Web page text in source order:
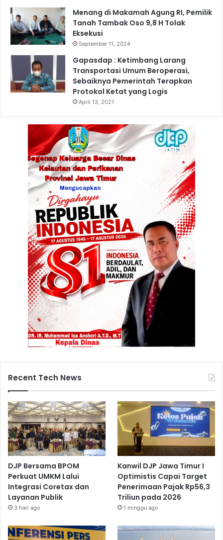
S
D
A
P
B
a
Menang di Makamah Agung RI, Pemilik
Tanah Tambak Oso 9,8 H Tolak
Eksekusi
September 11, 2024
Gapasdap : Ketimbang Larang
Transportasi Umum Beroperasi,
Sebaiknya Pemerintah Terapkan
Protokol Ketat yang Logis
April 13, 2021
Recent Tech News
DJP Bersama BPOM
Perkuat UMKM Lalui
Integrasi Coretax dan
Layanan Publik
3 hari ago
Kanwil DJP Jawa Timur I
Optimistis Capai Target
Penerimaan Pajak Rp56,3
Triliun pada 2026
1 minggu ago